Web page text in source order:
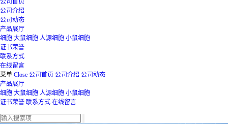
公司首页
公司介绍
公司动态
产品展厅
细胞 大鼠细胞 人源细胞 小鼠细胞
证书荣誉
联系方式
在线留言
菜单 Close 公司首页 公司介绍 公司动态
产品展厅
细胞 大鼠细胞 人源细胞 小鼠细胞
证书荣誉 联系方式 在线留言